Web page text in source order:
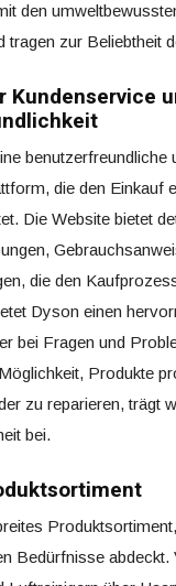
den
tragen zur Beliebtheit
Kundenservice
benutzerfreundliche
die den Einkauf
Die Website bietet
die den
Dyson einen
bei Fragen und
Produkte
zu reparieren, trägt
bei.
Bedürfnisse abdeckt.